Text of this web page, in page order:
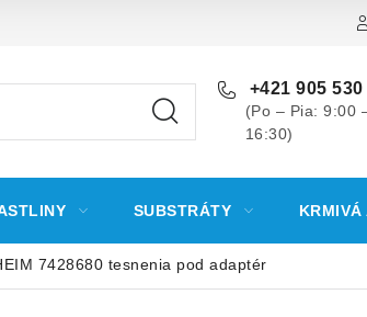
+421 905 530
(Po – Pia: 9:00
16:30)
SUBSTRÁTY KRMIVÁ
7428680 tesnenia pod adaptér